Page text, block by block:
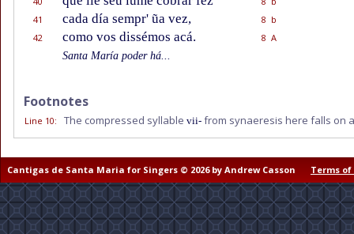
41
cada día sempr' ũa vez,
8 b
42
como vos dissémos acá.
8 A
Santa María poder há...
Footnotes
Line 10: The compressed syllable vii- from synaeresis here falls on
Cantigas de Santa Maria for Singers © 2026 by Andrew Casson Terms of